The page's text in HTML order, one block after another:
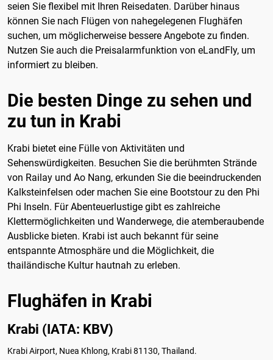
seien Sie flexibel mit Ihren Reisedaten. Darüber hinaus
können Sie nach Flügen von nahegelegenen Flughäfen
suchen, um möglicherweise bessere Angebote zu finden.
Nutzen Sie auch die Preisalarmfunktion von eLandFly, um
informiert zu bleiben.
Die besten Dinge zu sehen und
zu tun in Krabi
Krabi bietet eine Fülle von Aktivitäten und
Sehenswürdigkeiten. Besuchen Sie die berühmten Strände
von Railay und Ao Nang, erkunden Sie die beeindruckenden
Kalksteinfelsen oder machen Sie eine Bootstour zu den Phi
Phi Inseln. Für Abenteuerlustige gibt es zahlreiche
Klettermöglichkeiten und Wanderwege, die atemberaubende
Ausblicke bieten. Krabi ist auch bekannt für seine
entspannte Atmosphäre und die Möglichkeit, die
thailändische Kultur hautnah zu erleben.
Flughäfen in Krabi
Krabi (IATA: KBV)
Krabi Airport, Nuea Khlong, Krabi 81130, Thailand.